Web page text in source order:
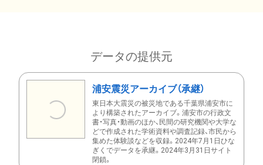
データの提供元
浦安震災アーカイブ（承継）
東日本大震災の被災地である千葉県浦安市に
より構築されたアーカイブ。浦安市の行政文
書・写真・動画のほか、民間の研究機関や大学な
どで作成された学術資料や調査記録、市民から
集めた体験談などを収録。2024年7月1日ひな
ぎくでデータを承継。2024年3月31日サイト
閉鎖。